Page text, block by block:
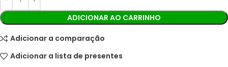
realizar o pagamento.
ADICIONAR AO CARRINHO
Adicionar a comparação
Adicionar a lista de presentes